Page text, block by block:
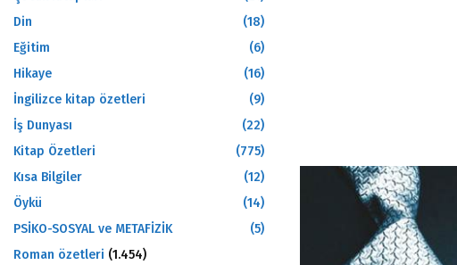
Din
(18)
Eğitim
(6)
Hikaye
(16)
İngilizce kitap özetleri
(9)
İş Dunyası
(22)
Kitap Özetleri
(775)
Kısa Bilgiler
(12)
Öykü
(14)
PSİKO-SOSYAL ve METAFİZİK
(5)
Roman özetleri (1.454)